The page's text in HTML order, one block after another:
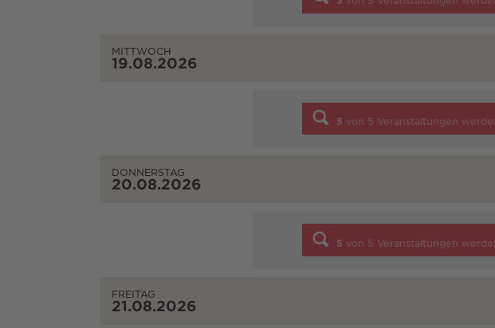
MITTWOCH
19.08.2026
5 von 5 Veranstaltungen
DONNERSTAG
20.08.2026
5 von 5 Veranstaltungen
FREITAG
21.08.2026